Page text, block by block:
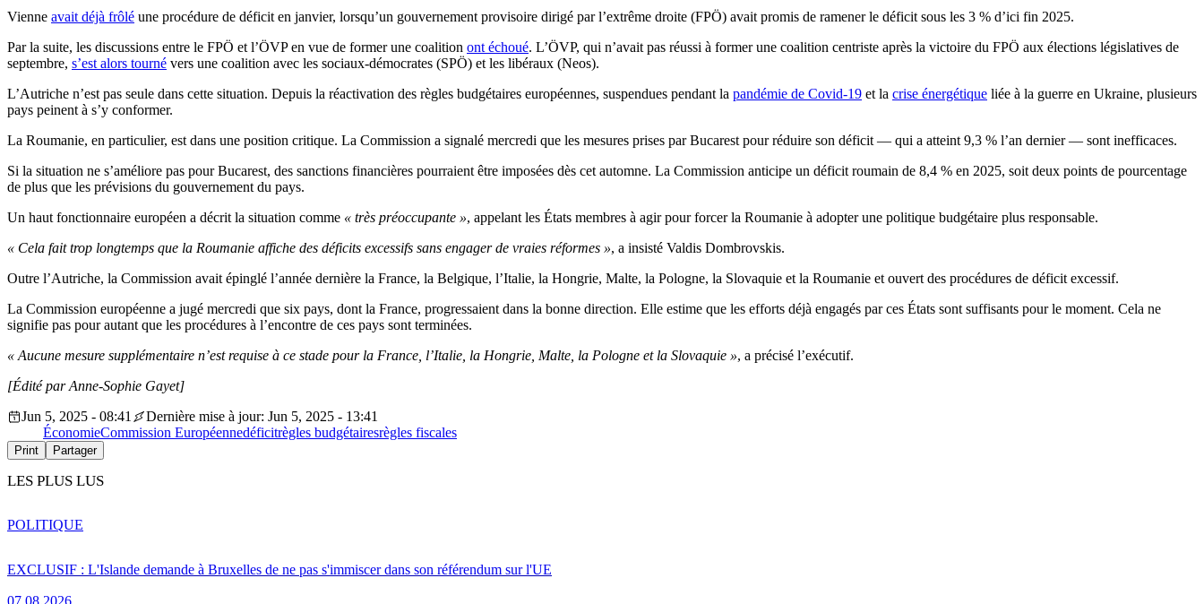
Vienne avait déjà frôlé une procédure de déficit en janvier, lorsqu’un gouvernement provisoire dirigé par l’extrême droite (FPÖ) avait promis de ramener le déficit sous les 3 % d’ici fin 2025.
Par la suite, les discussions entre le FPÖ et l’ÖVP en vue de former une coalition ont échoué. L’ÖVP, qui n’avait pas réussi à former une coalition centriste après la victoire du FPÖ aux élections législatives de
septembre, s’est alors tourné vers une coalition avec les sociaux-démocrates (SPÖ) et les libéraux (Neos).
L’Autriche n’est pas seule dans cette situation. Depuis la réactivation des règles budgétaires européennes, suspendues pendant la pandémie de Covid-19 et la crise énergétique liée à la guerre en Ukraine, plusieurs
pays peinent à s’y conformer.
La Roumanie, en particulier, est dans une position critique. La Commission a signalé mercredi que les mesures prises par Bucarest pour réduire son déficit — qui a atteint 9,3 % l’an dernier — sont inefficaces.
Si la situation ne s’améliore pas pour Bucarest, des sanctions financières pourraient être imposées dès cet automne. La Commission anticipe un déficit roumain de 8,4 % en 2025, soit deux points de pourcentage
de plus que les prévisions du gouvernement du pays.
Un haut fonctionnaire européen a décrit la situation comme « très préoccupante », appelant les États membres à agir pour forcer la Roumanie à adopter une politique budgétaire plus responsable.
« Cela fait trop longtemps que la Roumanie affiche des déficits excessifs sans engager de vraies réformes », a insisté Valdis Dombrovskis.
Outre l’Autriche, la Commission avait épinglé l’année dernière la France, la Belgique, l’Italie, la Hongrie, Malte, la Pologne, la Slovaquie et la Roumanie et ouvert des procédures de déficit excessif.
La Commission européenne a jugé mercredi que six pays, dont la France, progressaient dans la bonne direction. Elle estime que les efforts déjà engagés par ces États sont suffisants pour le moment. Cela ne
signifie pas pour autant que les procédures à l’encontre de ces pays sont terminées.
« Aucune mesure supplémentaire n’est requise à ce stade pour la France, l’Italie, la Hongrie, Malte, la Pologne et la Slovaquie », a précisé l’exécutif.
[Édité par Anne-Sophie Gayet]
Jun 5, 2025 - 08:41
Dernière mise à jour: Jun 5, 2025 - 13:41
ÉconomieCommission Européennedéficitrègles budgétairesrègles fiscales
Print Partager
LES PLUS LUS
EXCLUSIF : L'Islande demande à Bruxelles de ne pas s'immiscer dans son référendum sur l'UE
07.08.2026
POLITIQUE